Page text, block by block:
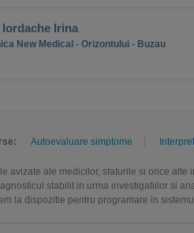
Iordache Irina
New Medical - Orizontului - Buzau
Autoevaluare simptome
avizate ale medicilor, sfaturile si orice
stabilit in urma investigatiilor si
la dispozitie pentru programare in